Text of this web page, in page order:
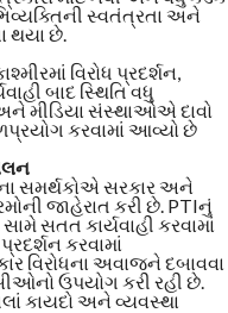
સ્વતંત્રતા અને
થયા છે.
વિરોધ પ્રદર્શન,
બાદ સ્થિતિ વધુ
મીડિયા સંસ્થાઓએ દાવો
કરવામાં આવ્યો છે
સમર્થકોએ સરકાર અને
જાહેરાત કરી છે. PTIનું
સતત કાર્યવાહી કરવામાં
કરવામાં
વિરોધના અવાજને દબાવવા
ઉપયોગ કરી રહી છે.
કાયદો અને વ્યવસ્થા